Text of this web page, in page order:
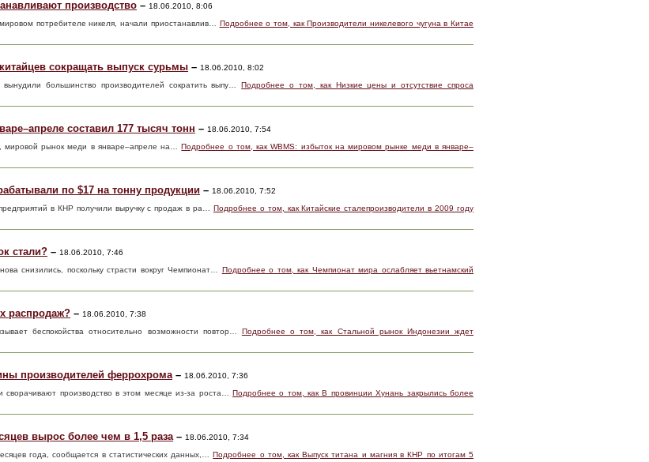
производство – 18.06.2010, 8:06
потребителе никеля, начали приостанавлив… Подробнее о том, как Производители никелевого чугуна в Китае
сокращать выпуск сурьмы – 18.06.2010, 8:02
большинство производителей сократить выпу… Подробнее о том, как Низкие цены и отсутствие спроса
составил 177 тысяч тонн – 18.06.2010, 7:54
мировой рынок меди в январе–апреле на… Подробнее о том, как WBMS: избыток на мировом рынке меди в январе–
по $17 на тонну продукции – 18.06.2010, 7:52
в КНР получили выручку с продаж в ра… Подробнее о том, как Китайские сталепроизводители в 2009 году
стали? – 18.06.2010, 7:46
снизились, поскольку страсти вокруг Чемпионат…
Подробнее о том, как Чемпионат мира ослабляет вьетнамский
распродаж? – 18.06.2010, 7:38
беспокойства относительно возможности повтор…
Подробнее о том, как Стальной рынок Индонезии ждет
производителей феррохрома– 18.06.2010, 7:36
производство в этом месяце из-за роста… Подробнее о том, как В провинции Хунань закрылись более
вырос более чем в 1,5 раза– 18.06.2010, 7:34
года, сообщается в статистических данных,… Подробнее о том, как Выпуск титана и магния в КНР по итогам 5